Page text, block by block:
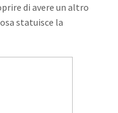
di avere un altro
statuisce la